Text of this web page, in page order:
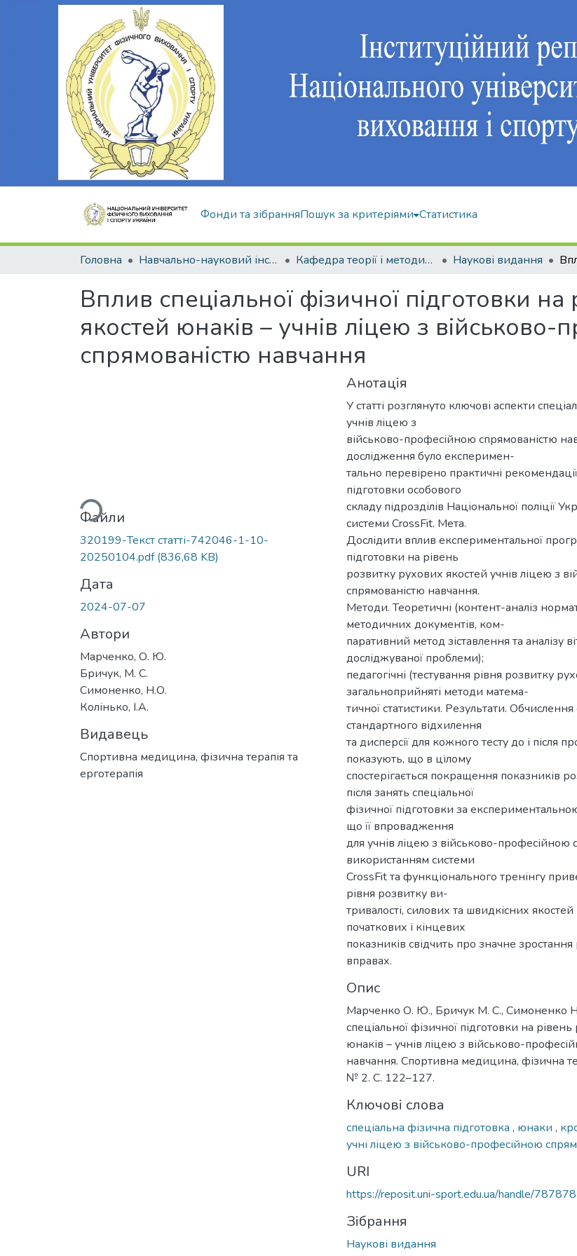
Фонди та зібранняПошук за критеріями Статистика
Головна Навчально-науковий інститут здоров'я, реабілітації та фізичного виховання Кафедра теорії і методики фізичного виховання Наукові видання
Вплив спеціальної фізичної підготовки
якостей юнаків – учнів ліцею з
спрямованістю навчання
Вантажиться...
Файли
320199-Текст статті-742046-1-10-
20250104.pdf(836,68 KB)
Дата
2024-07-07
Автори
Марченко, О. Ю.
Бричук, М. С.
Симоненко, Н.О.
Колінько, І.А.
Видавець
Спортивна медицина, фізична терапія та
ерготерапія
Анотація
У статті розглянуто ключові аспекти
учнів ліцею з
військово-професійною спрямованістю
дослідження було експеримен-
тально перевірено практичні
підготовки особового
складу підрозділів Національної поліції
системи CrossFit. Мета.
Дослідити вплив експериментальної
підготовки на рівень
розвитку рухових якостей учнів ліцею з
спрямованістю навчання.
Методи. Теоретичні (контент-аналіз
методичних документів, ком-
паративний метод зіставлення та аналізу
досліджуваної проблеми);
педагогічні (тестування рівня розвитку
загальноприйняті методи матема-
тичної статистики. Результати.
стандартного відхилення
та дисперсії для кожного тесту до і після
показують, що в цілому
спостерігається покращення показників
після занять спеціальної
фізичної підготовки за
що її впровадження
для учнів ліцею з військово-професійною
використанням системи
CrossFit та функціонального тренінгу
рівня розвитку ви-
тривалості, силових та швидкісних
початкових і кінцевих
показників свідчить про значне зростання
вправах.
Опис
Марченко О. Ю., Бричук М. С., Симоненко
спеціальної фізичної підготовки на
юнаків – учнів ліцею з військово-
навчання. Спортивна медицина, фізична
№ 2. С. 122–127.
Ключові слова
спеціальна фізична підготовка , юнаки ,
учні ліцею з військово-професійною
URI
https://reposit.uni-sport.edu.ua/handle/
Зібрання
Наукові видання